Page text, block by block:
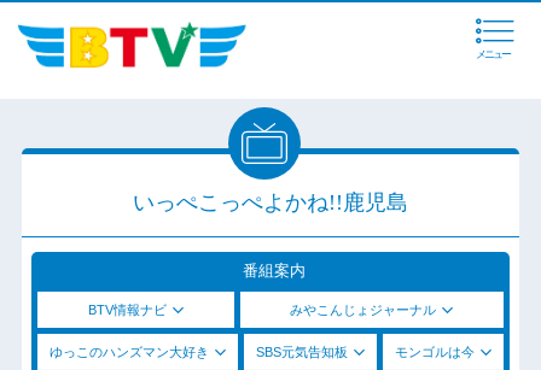
メニュー
いっぺこっぺよかね!!鹿児島
番組案内
BTV情報ナビ みやこんじょジャーナル
ゆっこのハンズマン大好き SBS元気告知板 モンゴルは今